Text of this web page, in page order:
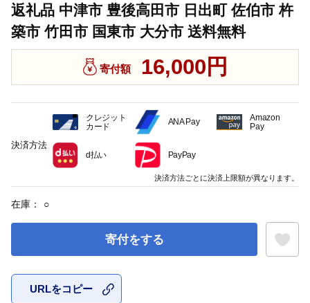
返礼品 中津市 豊後高田市 日出町 佐伯市 杵
築市 竹田市 国東市 大分市 送料無料
寄付額 16,000円
在庫： ○
寄付をする
URLをコピー
決済方法
クレジット
カード
ANA Pay
Amazon
Pay
d払い PayPay
決済方法ごとに決済上限額が異なります。